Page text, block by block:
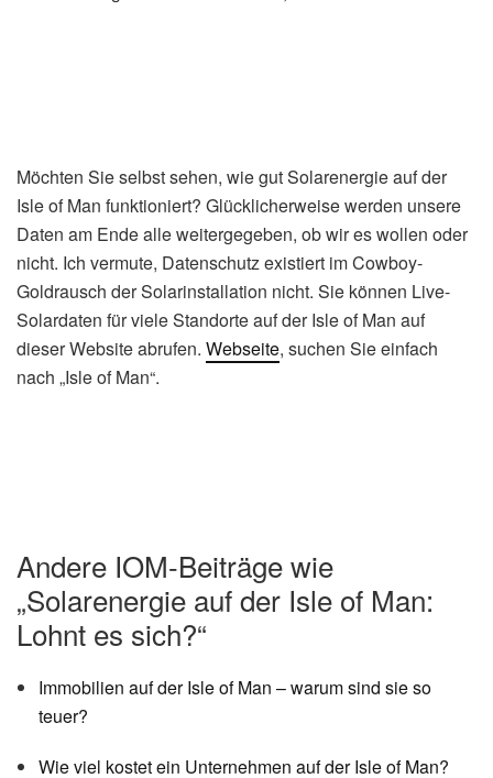
Möchten Sie selbst sehen, wie gut Solarenergie auf der
Isle of Man funktioniert? Glücklicherweise werden unsere
Daten am Ende alle weitergegeben, ob wir es wollen oder
nicht. Ich vermute, Datenschutz existiert im Cowboy-
Goldrausch der Solarinstallation nicht. Sie können Live-
Solardaten für viele Standorte auf der Isle of Man auf
dieser Website abrufen. Webseite, suchen Sie einfach
nach „Isle of Man“.
Andere IOM-Beiträge wie
„Solarenergie auf der Isle of Man:
Lohnt es sich?“
Immobilien auf der Isle of Man – warum sind sie so
teuer?
Wie viel kostet ein Unternehmen auf der Isle of Man?